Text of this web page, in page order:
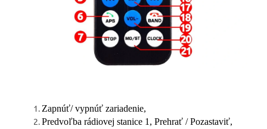
Zapnúť/ vypnúť zariadenie,
Predvoľba rádiovej stanice 1, Prehrať / Pozastaviť,